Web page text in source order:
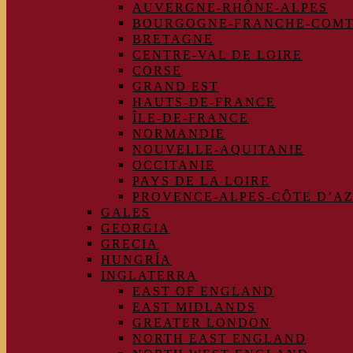
AUVERGNE-RHÔNE-ALPES
BOURGOGNE-FRANCHE-
BRETAGNE
CENTRE-VAL DE LOIRE
CORSE
GRAND EST
HAUTS-DE-FRANCE
ÎLE-DE-FRANCE
NORMANDIE
NOUVELLE-AQUITANIE
OCCITANIE
PAYS DE LA LOIRE
PROVENCE-ALPES-CÔTE
GALES
GEORGIA
GRECIA
HUNGRÍA
INGLATERRA
EAST OF ENGLAND
EAST MIDLANDS
GREATER LONDON
NORTH EAST ENGLAND